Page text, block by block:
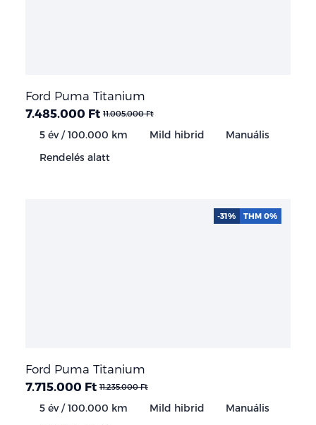
Ford Puma Titanium
7.485.000 Ft 11.005.000 Ft
5 év / 100.000 km Mild hibrid
Manuális
Rendelés alatt
Ford Puma Titanium
7.715.000 Ft 11.235.000 Ft
5 év / 100.000 km Mild hibrid
Manuális
-31% THM 0%